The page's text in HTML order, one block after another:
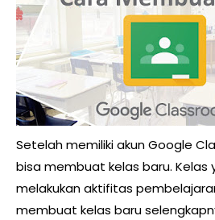
Setelah memiliki akun Google
bisa membuat kelas baru. Kelas
melakukan aktifitas
membuat kelas baru